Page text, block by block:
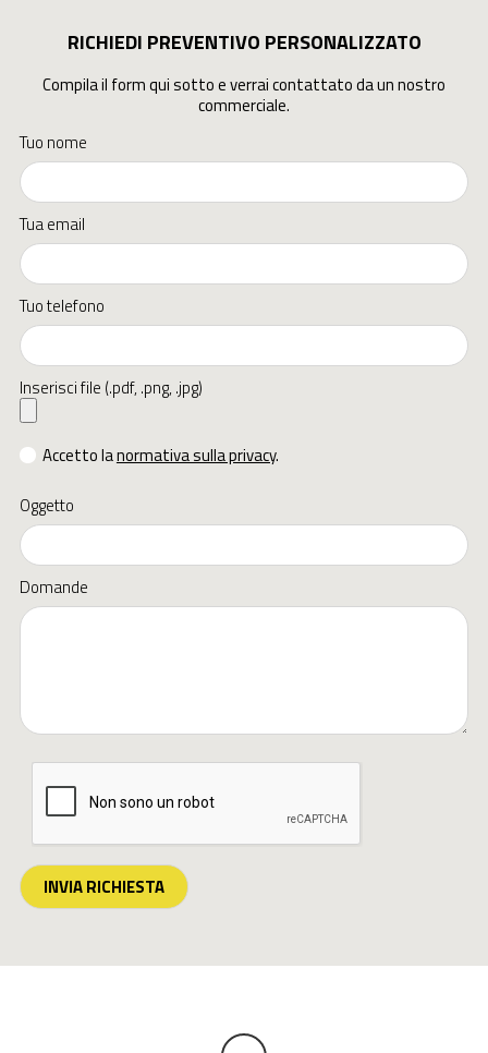
RICHIEDI PREVENTIVO PERSONALIZZATO
Compila il form qui sotto e verrai contattato da un nostro
commerciale.
Tuo nome
Tua email
Tuo telefono
Inserisci file (.pdf, .png, .jpg)
Accetto lanormativa sulla privacy.
Oggetto
Domande
INVIA RICHIESTA